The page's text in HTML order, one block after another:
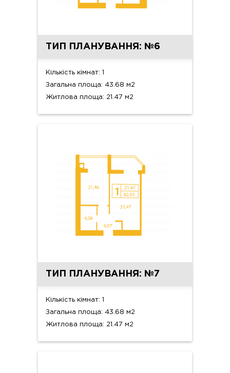
ТИП ПЛАНУВАННЯ: №6
Кількість кімнат: 1
Загальна площа: 43.68 м2
Житлова площа: 21.47 м2
ТИП ПЛАНУВАННЯ: №7
Кількість кімнат: 1
Загальна площа: 43.68 м2
Житлова площа: 21.47 м2